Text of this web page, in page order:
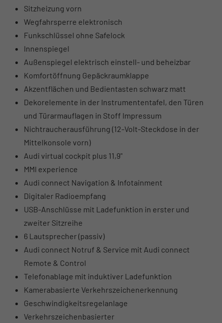
Sitzheizung vorn
Wegfahrsperre elektronisch
Funkschlüssel ohne Safelock
Innenspiegel
Außenspiegel elektrisch einstell- und beheizbar
Komfortöffnung Gepäckraumklappe
Akzentflächen und Bedientasten schwarz matt
Dekorelemente in der Instrumententafel, den Türen
und Türarmauflagen in Stoff Impressum
Nichtraucherausführung (12-Volt-Steckdose in der
Mittelkonsole vorn)
Audi virtual cockpit plus 11,9"
MMI experience
Audi connect Navigation & Infotainment
Digitaler Radioempfang
USB-Anschlüsse mit Ladefunktion in erster und
zweiter Sitzreihe
6 Lautsprecher (passiv)
Audi connect Notruf & Service mit Audi connect
Remote & Control
Telefonablage mit induktiver Ladefunktion
Kamerabasierte Verkehrszeichenerkennung
Geschwindigkeitsregelanlage
Verkehrszeichenbasierter